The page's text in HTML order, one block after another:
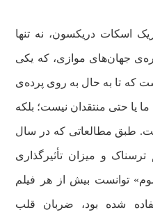
اسکات دریکسون، نه تنها
جهان‌های موازی، که یکی
که تا به حال به روی پرده‌ی
یا حتی منتقدان نیست؛ بلکه
طبق مطالعاتی که در سال
ترسناک و میزان تأثیرگذاری
توانست بیش از هر فیلم
شده بود، ضربان قلب